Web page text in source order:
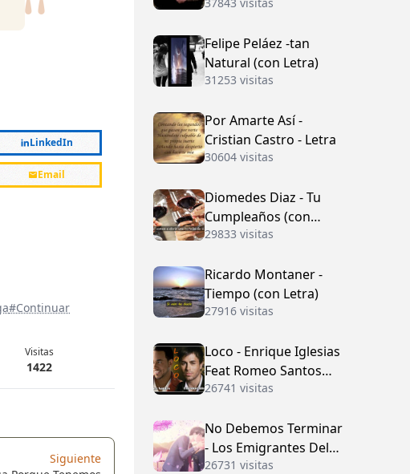
LinkedIn
Email
#Continuar
Visitas
1422
Siguiente
José (con Letra)
Felipe Peláez -tan
Natural (con Letra)
31253 visitas
Por Amarte Así -
Cristian Castro - Letra
30604 visitas
Diomedes Diaz - Tu
Cumpleaños (con
Letra)
29833 visitas
Ricardo Montaner -
Tiempo (con Letra)
27916 visitas
Loco - Enrique Iglesias
Feat Romeo Santos
(con Letra)
26741 visitas
No Debemos Terminar
- Los Emigrantes Del
Vallenato
26731 visitas